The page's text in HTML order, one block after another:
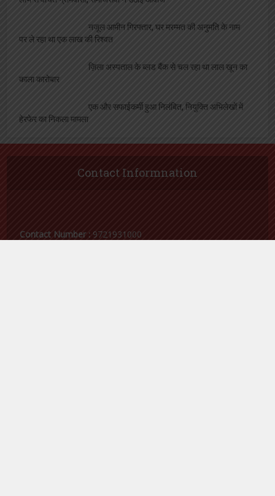
नजूल आमीन गिरफ्तार, घर मरम्मत की अनुमति के नाम
पर ले रहा था एक लाख की रिश्वत
ज़िला अस्पताल के ब्लड बैंक से चल रहा था लाल खून का
काला कारोबार
एक और सफाईकर्मी हुआ निलंबित, नियुक्ति अभिलेखों में
हेरफेर का निकला मामला
Contact Informnation
Contact Number : 9721931000